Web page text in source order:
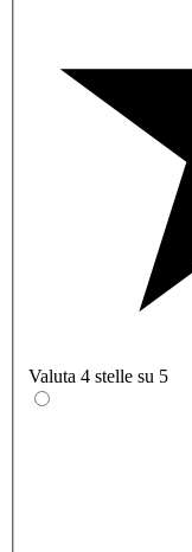
Valuta 4 stelle su 5